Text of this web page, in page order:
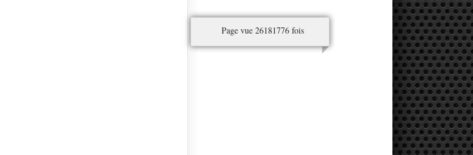
Page vue 26181776 fois